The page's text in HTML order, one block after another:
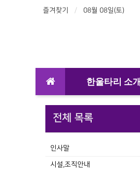
즐겨찾기 08월 08일(토)
한울타리 소개
전체 목록
인사말
시설,조직안내